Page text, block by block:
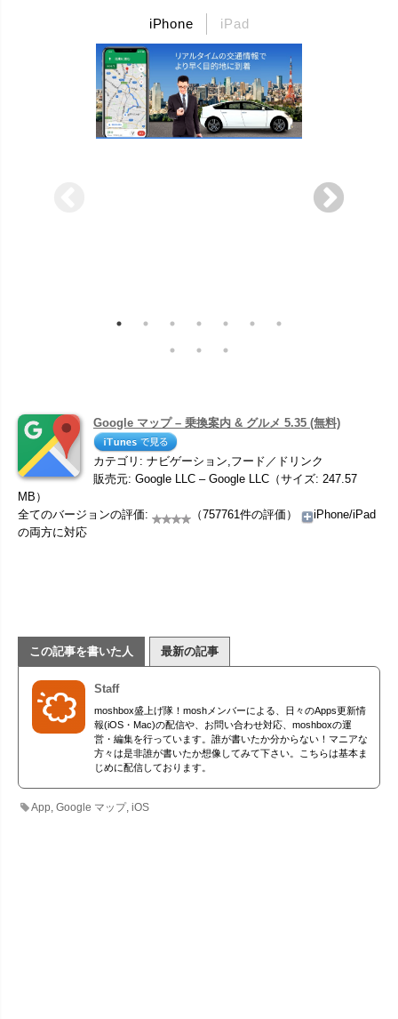
iPhone iPad
Google マップ – 乗換案内 & グルメ 5.35 (無料)
カテゴリ: ナビゲーション,フード／ドリンク
販売元: Google LLC – Google LLC（サイズ: 247.57
MB）
全てのバージョンの評価:
（757761件の評価）
iPhone/iPad
の両方に対応
この記事を書いた人 最新の記事
Staff
moshbox盛上げ隊！moshメンバーによる、日々のApps更新情
報(iOS・Mac)の配信や、お問い合わせ対応、moshboxの運
営・編集を行っています。誰が書いたか分からない！マニアな
方々は是非誰が書いたか想像してみて下さい。こちらは基本ま
じめに配信しております。
App,Google マップ,iOS